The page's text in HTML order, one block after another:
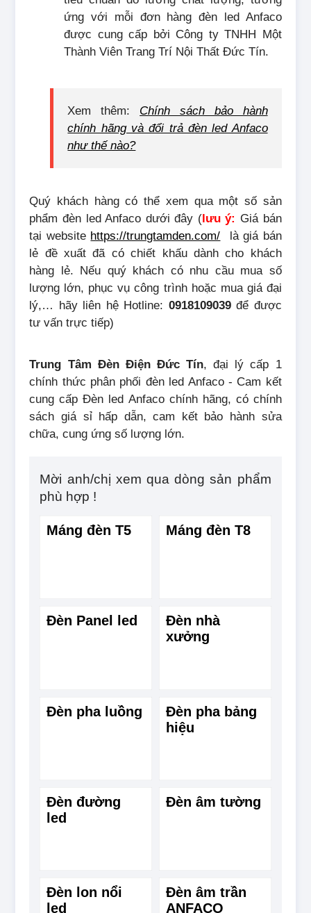
ứng với mỗi đơn hàng đèn led Anfaco
được cung cấp bởi Công ty TNHH Một
Thành Viên Trang Trí Nội Thất Đức Tín.
Xem thêm: Chính sách bảo hành
chính hãng và đổi trả đèn led Anfaco
như thế nào?
Quý khách hàng có thể xem qua một số sản
phẩm đèn led Anfaco dưới đây (lưu ý: Giá bán
tại website https://trungtamden.com/ là giá bán
lẻ đề xuất đã có chiết khấu dành cho khách
hàng lẻ. Nếu quý khách có nhu cầu mua số
lượng lớn, phục vụ công trình hoặc mua giá đại
lý,… hãy liên hệ Hotline: 0918109039để được
tư vấn trực tiếp)
Trung Tâm Đèn Điện Đức Tín, đại lý cấp 1
chính thức phân phối đèn led Anfaco - Cam kết
cung cấp Đèn led Anfaco chính hãng, có chính
sách giá sỉ hấp dẫn, cam kết bảo hành sửa
chữa, cung ứng số lượng lớn.
Mời anh/chị xem qua dòng sản phẩm
phù hợp !
Máng đèn T5 Máng đèn T8
Đèn Panel led
Đèn nhà
xưởng
Đèn pha luồng
Đèn pha bảng
hiệu
Đèn đường
led
Đèn âm tường
Đèn lon nổi
led
Đèn âm trần
ANFACO